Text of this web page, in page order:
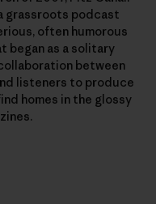
grassroots podcast
often humorous
began as a solitary
between
listeners to produce
homes in the glossy